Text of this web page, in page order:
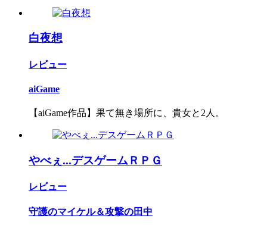
白夜想
レビュー
aiGame
【aiGame作品】果て無き場所に、貴女と2人。
やべぇ...デスゲームＲＰＧ
レビュー
守護のマイケル＆攻撃の田中